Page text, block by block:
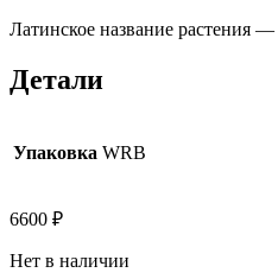
Латинское название растения —
Детали
Упаковка WRB
6600 ₽
Нет в наличии